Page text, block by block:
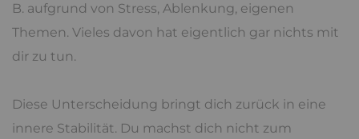
B. aufgrund von Stress, Ablenkung, eigenen
Themen. Vieles davon hat eigentlich gar nichts mit
dir zu tun.
Diese Unterscheidung bringt dich zurück in eine
innere Stabilität. Du machst dich nicht zum